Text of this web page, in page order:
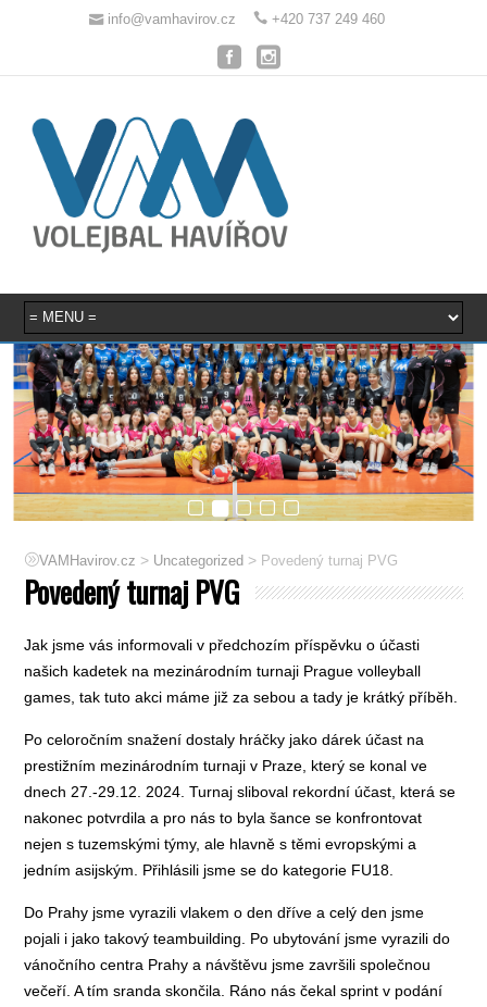
info@vamhavirov.cz +420 737 249 460
VAMHavirov.cz > Uncategorized > Povedený turnaj PVG
Povedený turnaj PVG
Jak jsme vás informovali v předchozím příspěvku o účasti
našich kadetek na mezinárodním turnaji Prague volleyball
games, tak tuto akci máme již za sebou a tady je krátký příběh.
Po celoročním snažení dostaly hráčky jako dárek účast na
prestižním mezinárodním turnaji v Praze, který se konal ve
dnech 27.-29.12. 2024. Turnaj sliboval rekordní účast, která se
nakonec potvrdila a pro nás to byla šance se konfrontovat
nejen s tuzemskými týmy, ale hlavně s těmi evropskými a
jedním asijským. Přihlásili jsme se do kategorie FU18.
Do Prahy jsme vyrazili vlakem o den dříve a celý den jsme
pojali i jako takový teambuilding. Po ubytování jsme vyrazili do
vánočního centra Prahy a návštěvu jsme završili společnou
večeří. A tím sranda skončila. Ráno nás čekal sprint v podání